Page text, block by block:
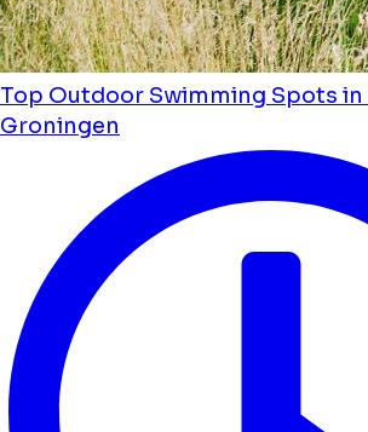
Top Outdoor Swimming Spots
Groningen